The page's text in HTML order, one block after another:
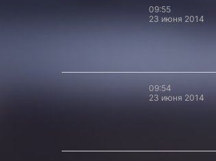
09:55
23 июня 2014
09:54
23 июня 2014